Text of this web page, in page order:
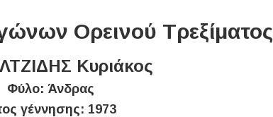
Ορεινού Τρεξίματος
Κυριάκος
Φύλο: Άνδρας
γέννησης: 1973